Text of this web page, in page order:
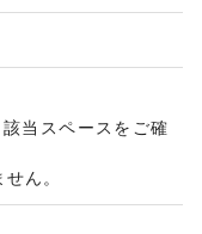
当スペースをご確
ん。